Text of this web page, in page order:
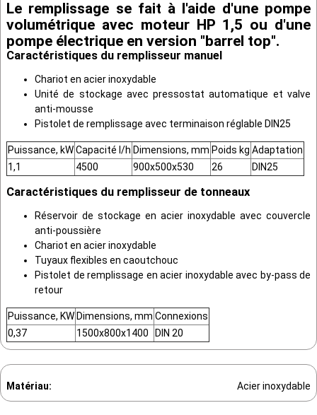
Le remplissage se fait à l'aide d'une pompe
volumétrique avec moteur HP 1,5 ou d'une
pompe électrique en version "barrel top".
Caractéristiques du remplisseur manuel
Chariot en acier inoxydable
Unité de stockage avec pressostat automatique et valve
anti-mousse
Pistolet de remplissage avec terminaison réglable DIN25
Puissance, kWCapacité l/h Dimensions, mm Poids kg Adaptation
1,1
4500 900x500x530 26 DIN25
Caractéristiques du remplisseur de tonneaux
Réservoir de stockage en acier inoxydable avec couvercle
anti-poussière
Chariot en acier inoxydable
Tuyaux flexibles en caoutchouc
Pistolet de remplissage en acier inoxydable avec by-pass de
retour
Puissance, KW Dimensions, mm Connexions
0,37
1500x800x1400 DIN 20
Matériau: Acier inoxydable